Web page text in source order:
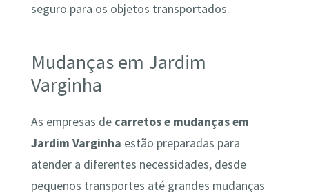
seguro para os objetos transportados.
Mudanças em Jardim
Varginha
As empresas de carretos e mudanças em
Jardim Varginha estão preparadas para
atender a diferentes necessidades, desde
pequenos transportes até grandes mudanças